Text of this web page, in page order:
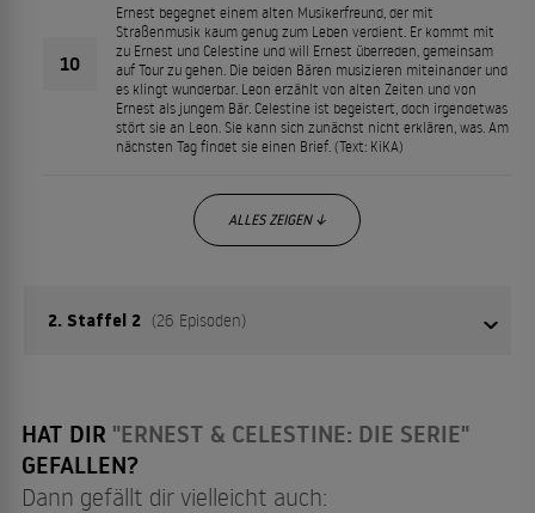
10
Ernest begegnet einem alten Musikerfreund, der mit
Straßenmusik kaum genug zum Leben verdient. Er kommt mit
zu Ernest und Celestine und will Ernest überreden, gemeinsam
auf Tour zu gehen. Die beiden Bären musizieren miteinander und
es klingt wunderbar. Leon erzählt von alten Zeiten und von
Ernest als jungem Bär. Celestine ist begeistert, doch irgendetwas
stört sie an Leon. Sie kann sich zunächst nicht erklären, was. Am
nächsten Tag findet sie einen Brief. (Text: KiKA)
ALLES ZEIGEN ↓
2. Staffel 2 (26 Episoden)
01 Das Geheimnis der Grünen Maus
HAT DIR "ERNEST & CELESTINE: DIE SERIE"
GEFALLEN?
Dann gefällt dir vielleicht auch: